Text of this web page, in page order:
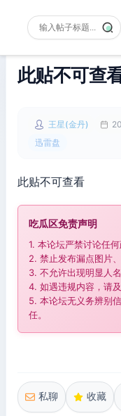
此贴不可查
王星(金丹)
迅雷盘
此贴不可查看
吃瓜区免责声明
1. 本论坛严禁讨论任
2. 禁止发布漏点图片
3. 不允许出现明显人
4. 如遇违规内容，请
5. 本论坛无义务辨别
任。
私聊 收藏